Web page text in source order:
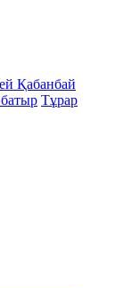
Қабанбай
Тұрар